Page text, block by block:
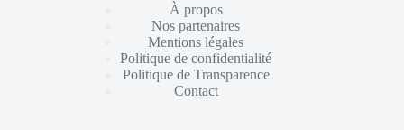
À propos
Nos partenaires
Mentions légales
Politique de confidentialité
Politique de Transparence
Contact